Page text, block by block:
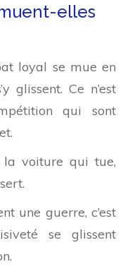
elles
loyal se mue en
glissent. Ce n’est
qui sont
la voiture qui tue,
une guerre, c’est
se glissent